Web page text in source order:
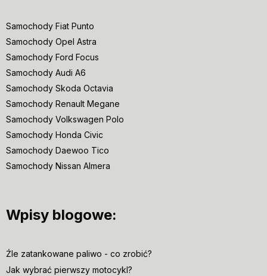
Samochody Fiat Punto
Samochody Opel Astra
Samochody Ford Focus
Samochody Audi A6
Samochody Skoda Octavia
Samochody Renault Megane
Samochody Volkswagen Polo
Samochody Honda Civic
Samochody Daewoo Tico
Samochody Nissan Almera
Wpisy blogowe:
Źle zatankowane paliwo - co zrobić?
Jak wybrać pierwszy motocykl?